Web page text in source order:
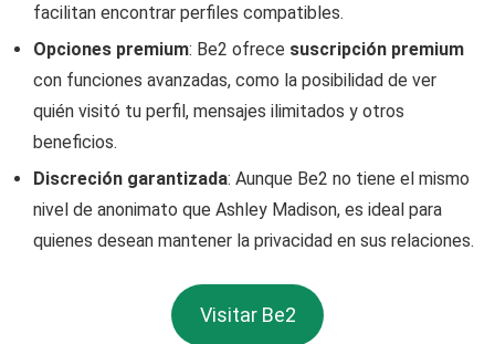
facilitan encontrar perfiles compatibles.
Opciones premium: Be2 ofrece suscripción premium
con funciones avanzadas, como la posibilidad de ver
quién visitó tu perfil, mensajes ilimitados y otros
beneficios.
Discreción garantizada: Aunque Be2 no tiene el mismo
nivel de anonimato que Ashley Madison, es ideal para
quienes desean mantener la privacidad en sus relaciones.
Visitar Be2